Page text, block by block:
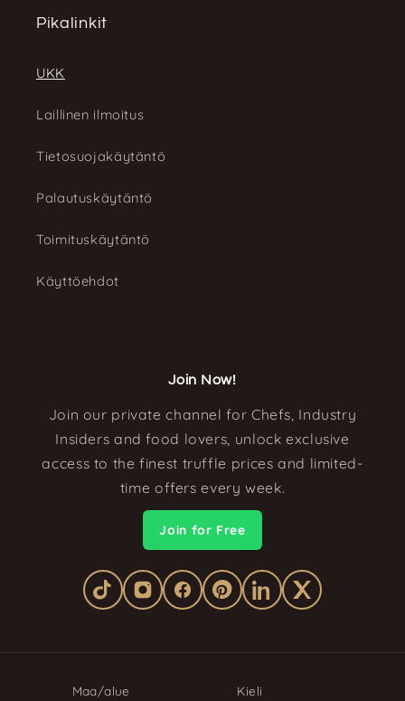
Pikalinkit
UKK
Laillinen ilmoitus
Tietosuojakäytäntö
Palautuskäytäntö
Toimituskäytäntö
Käyttöehdot
Join Now!
Join our private channel for Chefs, Industry
Insiders and food lovers, unlock exclusive
access to the finest truffle prices and limited-
time offers every week.
Join for Free
Maa/alue Kieli